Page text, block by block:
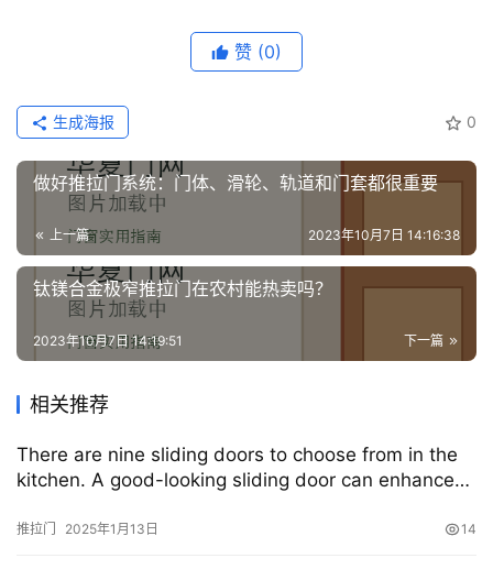
赞 (0)
0
生成海报
做好推拉门系统：门体、滑轮、轨道和门套都很重要
上一篇 2023年10月7日 14:16:38
钛镁合金极窄推拉门在农村能热卖吗？
下一篇
2023年10月7日 14:19:51
相关推荐
There are nine sliding doors to choose from in the
kitchen. A good-looking sliding door can enhance
推拉门 2025年1月13日 14